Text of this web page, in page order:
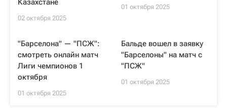
Казахстане
02 октября 2025
01 октября 2025
"Барселона" — "ПСЖ":
смотреть онлайн матч
Лиги чемпионов 1
октября
01 октября 2025
Бальде вошел в заявку
"Барселоны" на матч с
"ПСЖ"
01 октября 2025